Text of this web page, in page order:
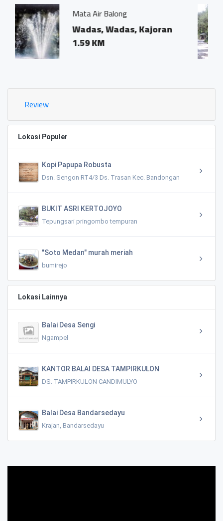
Air Balong
Wadas, Kajoran
KM
BUKIT
tempuran
0.35 KM
Review
Lokasi Populer
Kopi Papupa Robusta
Dsn. Sengon RT4/3 Ds. Trasan Kec. Bandongan
BUKIT ASRI KERTOJOYO
Tepungsari pringombo tempuran
"Soto Medan" murah meriah
bumirejo
Lokasi Lainnya
Balai Desa Sengi
Ngampel
KANTOR BALAI DESA TAMPIRKULON
DS. TAMPIRKULON CANDIMULYO
Balai Desa Bandarsedayu
Krajan, Bandarsedayu